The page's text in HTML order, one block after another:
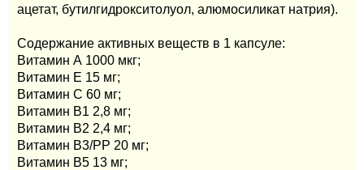
ацетат, бутилгидрокситолуол, алюмосиликат натрия).
Содержание активных веществ в 1 капсуле:
Витамин А 1000 мкг;
Витамин Е 15 мг;
Витамин С 60 мг;
Витамин В1 2,8 мг;
Витамин В2 2,4 мг;
Витамин В3/РР 20 мг;
Витамин В5 13 мг;